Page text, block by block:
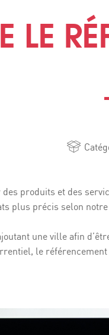
LE
produits et des
plus précis selon notre
une ville afin
le